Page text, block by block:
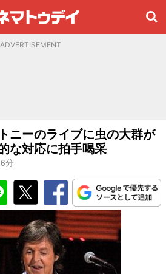
ADVERTISEMENT
ニーのライブに虫の大群が
な対応に拍手喝采
分